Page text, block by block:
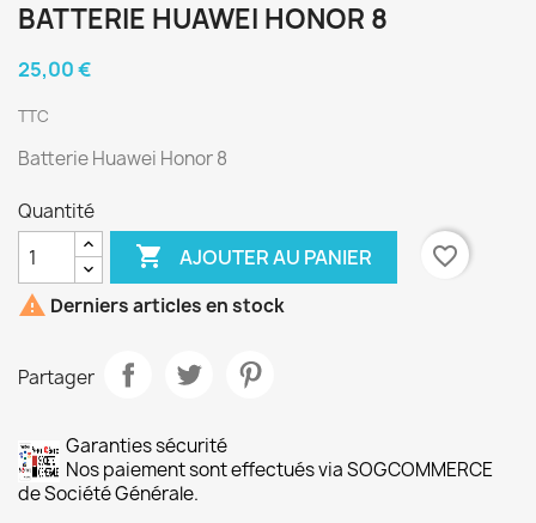
BATTERIE HUAWEI HONOR 8
25,00 €
TTC
Batterie Huawei Honor 8
Quantité
 AJOUTER AU PANIER
favorite_border
 Derniers articles en stock
Partager
Garanties sécurité
Nos paiement sont effectués via SOGCOMMERCE
de Société Générale.